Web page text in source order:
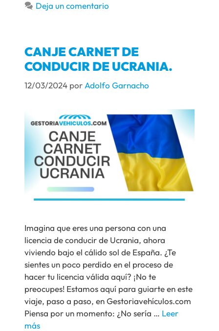
Deja un comentario
CANJE CARNET DE
CONDUCIR DE UCRANIA.
12/03/2024 por Adolfo Garnacho
Imagina que eres una persona con una
licencia de conducir de Ucrania, ahora
viviendo bajo el cálido sol de España. ¿Te
sientes un poco perdido en el proceso de
hacer tu licencia válida aquí? ¡No te
preocupes! Estamos aquí para guiarte en este
viaje, paso a paso, en Gestoriavehículos.com
Piensa por un momento: ¿No sería … Leer
más